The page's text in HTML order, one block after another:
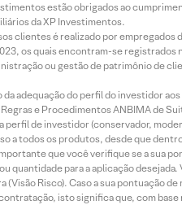
estão obrigados ao
da XP Investimentos.
clientes é realizado por empregados
os quais encontram-se
ou gestão de patrimônio de
da adequação do perfil do investidor
e Procedimentos ANBIMA de
perfil de investidor (conservador,
a todos os produtos, desde que
que você verifique se a sua
quantidade para a aplicação
(Visão Risco). Caso a sua pontuação
isto significa que, com